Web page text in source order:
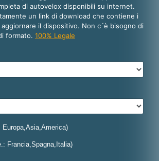
di autovelox disponibili su internet.
un link di download che contiene i
il dispositivo. Non c´è bisogno di
formato. 100% Legale
Europa,Asia,America)
Francia,Spagna,Italia)